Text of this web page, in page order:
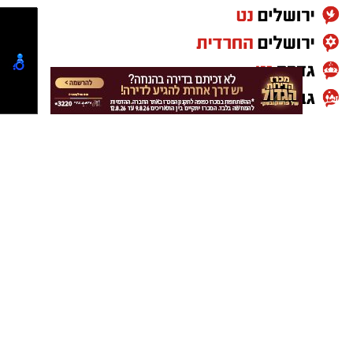
לא פחות מאשר שחקן איכותי.
דודי תירם אמר לאחר החתימה: "אני נרגש להצטרף
למכבי יבנה ולהתחיל פרק חדש. כבר מהשיחה
הראשונה עם הנהלת המועדון הרגשתי את
השאיפה, הרצינות והאמונה בדרך, וזה משהו